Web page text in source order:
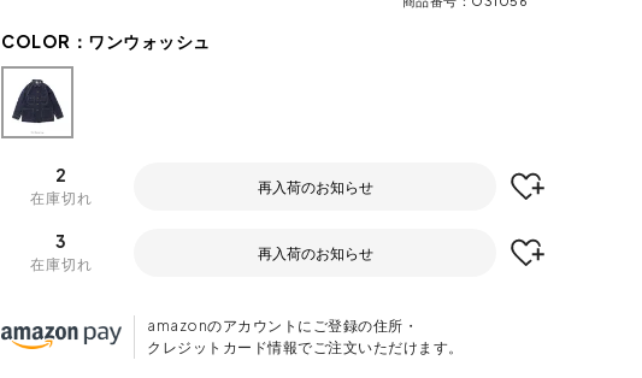
COLOR： ワンウォッシュ
2
在庫切れ
再入荷のお知らせ
3
在庫切れ
再入荷のお知らせ
amazonのアカウントにご登録の住所・
クレジットカード情報でご注文いただけます。